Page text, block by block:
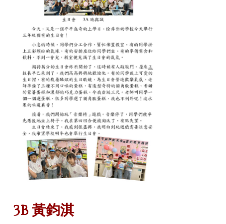
3B 黃鈞淇